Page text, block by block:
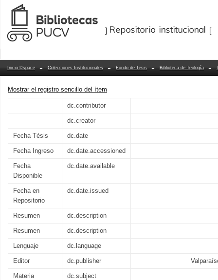
La fidelidad conyugal: núcleo y tarea
Kentenich
Repositorio Dspace/Manakin
Inicio Dspace → Colecciones Institucionales → Fondo de Tesis → Biblioteca de Teología →
Mostrar el registro sencillo del ítem
dc.contributor
dc.creator
Fecha Tésis dc.date
Fecha Ingreso dc.date.accessioned
Fecha
Disponible
dc.date.available
Fecha en
Repositorio
dc.date.issued
Resumen dc.description
Resumen dc.description
Lenguaje dc.language
Editor dc.publisher
Materia dc.subject